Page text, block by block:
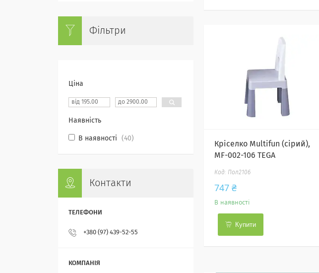
Кріселко Multifun (сірий),
MF-002-106 TEGA
Пол2106
747 ₴
В наявності
Купити
Фільтри
Ціна
Наявність
В наявності 40
Контакти
+380 (97) 439-52-55